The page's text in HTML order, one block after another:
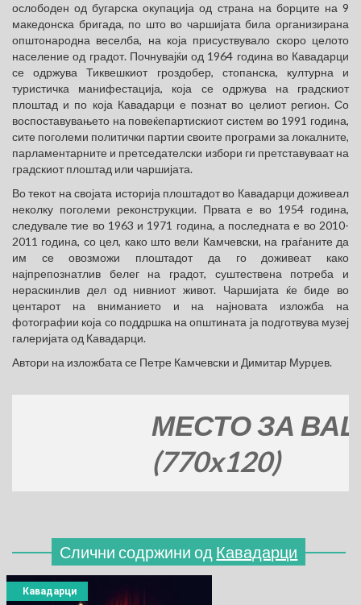
ослободен од бугарска окупација од страна на борците на 9
македонска бригада, по што во чаршијата била организирана
општонародна веселба, на која присуствувало скоро целото
население од градот. Почнувајќи од 1964 година во Кавадарци
се одржува Тиквешкиот гроздобер, стопанска, културна и
туристичка манифестација, која се одржува на градскиот
плоштад и по која Кавадарци е познат во целиот регион. Со
воспоставувањето на повеќепартискиот систем во 1991 година,
сите поголеми политички партии своите програми за локалните,
парламентарните и претседателски избори ги претставуваат на
градскиот плоштад или чаршијата.
Во текот на својата историја плоштадот во Кавадарци доживеал
неколку поголеми реконструкции. Првата е во 1954 година,
следувале тие во 1963 и 1971 година, а последната е во 2010-
2011 година, со цел, како што вели Камчевски, на граѓаните да
им се овозможи плоштадот да го доживеат како
најпрепознатлив белег на градот, суштествена потреба и
нераскинлив дел од нивниот живот. Чаршијата ќе биде во
центарот на вниманието и на најновата изложба на
фотографии која со поддршка на општината ја подготвува музеј
галеријата од Кавадарци.
Автори на изложбата се Петре Камчевски и Димитар Мурџев.
МЕСТО ЗА
(770x120)
Слични содржини од Кавадарци
Кавадарци